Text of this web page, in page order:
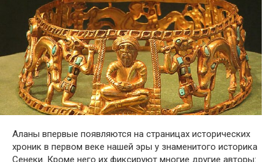
Аланы впервые появляются на страницах исторических
хроник в первом веке нашей эры у знаменитого историка
Сенеки. Кроме него их фиксируют многие другие авторы: